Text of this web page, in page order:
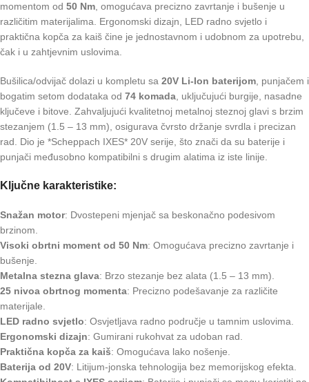
momentom od 50 Nm, omogućava precizno zavrtanje i bušenje u
različitim materijalima. Ergonomski dizajn, LED radno svjetlo i
praktična kopča za kaiš čine je jednostavnom i udobnom za upotrebu,
čak i u zahtjevnim uslovima.
Bušilica/odvijač dolazi u kompletu sa 20V Li-Ion baterijom, punjačem i
bogatim setom dodataka od 74 komada, uključujući burgije, nasadne
ključeve i bitove. Zahvaljujući kvalitetnoj metalnoj steznoj glavi s brzim
stezanjem (1.5 – 13 mm), osigurava čvrsto držanje svrdla i precizan
rad. Dio je *Scheppach IXES* 20V serije, što znači da su baterije i
punjači međusobno kompatibilni s drugim alatima iz iste linije.
Ključne karakteristike:
Snažan motor: Dvostepeni mjenjač sa beskonačno podesivom
brzinom.
Visoki obrtni moment od 50 Nm: Omogućava precizno zavrtanje i
bušenje.
Metalna stezna glava: Brzo stezanje bez alata (1.5 – 13 mm).
25 nivoa obrtnog momenta: Precizno podešavanje za različite
materijale.
LED radno svjetlo: Osvjetljava radno područje u tamnim uslovima.
Ergonomski dizajn: Gumirani rukohvat za udoban rad.
Praktična kopča za kaiš: Omogućava lako nošenje.
Baterija od 20V: Litijum-jonska tehnologija bez memorijskog efekta.